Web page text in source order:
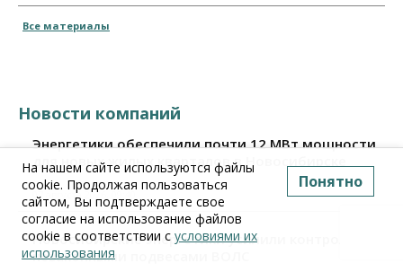
Все материалы
Новости компаний
Энергетики обеспечили почти 12 МВт мощности
для новых жилых кварталов в Новосибирске
07 августа 2026, 09:40
Новосибирские энергетики усилили контроль за
незаконными подвесами ВОЛС
На нашем сайте используются файлы
cookie. Продолжая пользоваться
сайтом, Вы подтверждаете свое
согласие на использование файлов
cookie в соответствии с условиями их
использования
Понятно